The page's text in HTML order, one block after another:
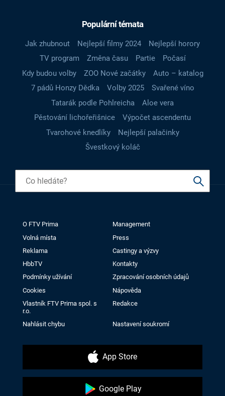
Populární témata
Jak zhubnout Nejlepší filmy 2024
Nejlepší horory
TV program
Změna času Partie
Počasí
Kdy budou volby
ZOO Nové začátky
Auto – katalog
7 pádů Honzy Dědka
Volby 2025
Svařené víno
Tatarák podle Pohlreicha
Aloe vera
Pěstování lichořeřišnice
Výpočet ascendentu
Tvarohové knedlíky
Nejlepší palačinky
Švestkový koláč
O FTV Prima
Management
Volná místa
Press
Reklama
Castingy a výzvy
HbbTV
Kontakty
Podmínky užívání
Zpracování osobních údajů
Cookies
Nápověda
Vlastník FTV Prima spol. s
r.o.
Redakce
Nahlásit chybu Nastavení soukromí
App Store
Google Play